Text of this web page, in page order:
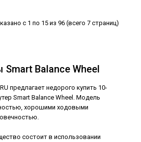
с 1 по 15 из 96 (всего 7 страниц)
Smart Balance Wheel
предлагает недорого купить 10-
Smart Balance Wheel. Модель
хорошими ходовыми
состоит в использовании